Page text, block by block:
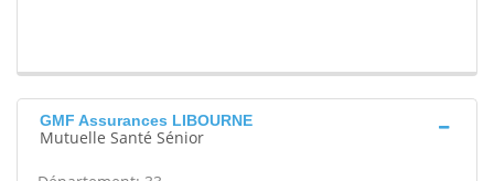
GMF Assurances LIBOURNE
Mutuelle Santé Sénior